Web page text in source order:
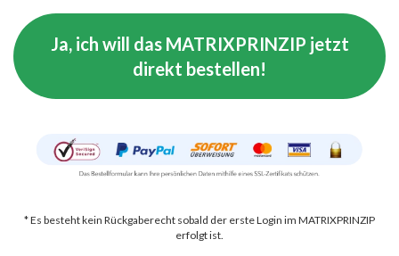
Ja, ich will das MATRIXPRINZIP jetzt
direkt bestellen!
* Es besteht kein Rückgaberecht sobald der erste Login im MATRIXPRINZIP
erfolgt ist.